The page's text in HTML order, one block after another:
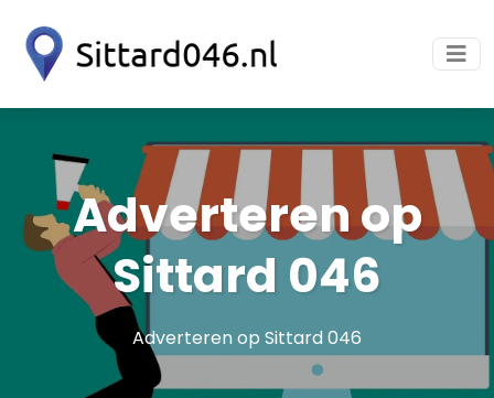
Adverteren op
Sittard 046
Adverteren op Sittard 046